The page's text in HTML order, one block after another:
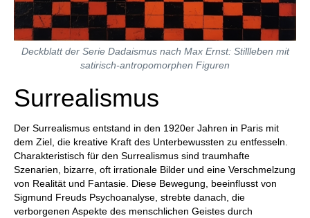
Deckblatt der Serie Dadaismus nach Max Ernst: Stillleben mit
satirisch-antropomorphen Figuren
Surrealismus
Der Surrealismus entstand in den 1920er Jahren in Paris mit
dem Ziel, die kreative Kraft des Unterbewussten zu entfesseln.
Charakteristisch für den Surrealismus sind traumhafte
Szenarien, bizarre, oft irrationale Bilder und eine Verschmelzung
von Realität und Fantasie. Diese Bewegung, beeinflusst von
Sigmund Freuds Psychoanalyse, strebte danach, die
verborgenen Aspekte des menschlichen Geistes durch